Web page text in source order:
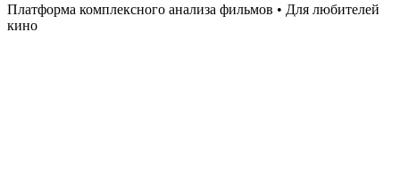
Платформа комплексного анализа фильмов • Для любителей
кино